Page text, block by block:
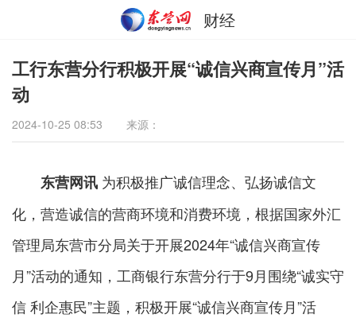
财经
工行东营分行积极开展“诚信兴商宣传月”活
动
2024-10-25 08:53 来源：
东营网讯 为积极推广诚信理念、弘扬诚信文
化，营造诚信的营商环境和消费环境，根据国家外汇
管理局东营市分局关于开展2024年“诚信兴商宣传
月”活动的通知，工商银行东营分行于9月围绕“诚实守
信 利企惠民”主题，积极开展“诚信兴商宣传月”活